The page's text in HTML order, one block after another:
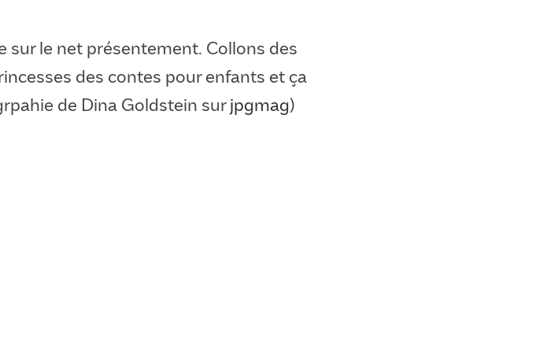
sur le net présentement. Collons des
des contes pour enfants et ça
de Dina Goldstein surjpgmag)